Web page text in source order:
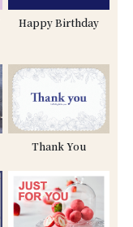
Happy Birthday
Thank You